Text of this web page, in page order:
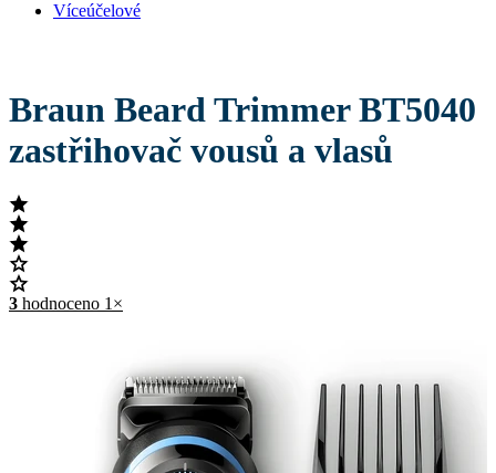
Víceúčelové
Braun Beard Trimmer BT5040
zastřihovač vousů a vlasů
3 hodnoceno 1×